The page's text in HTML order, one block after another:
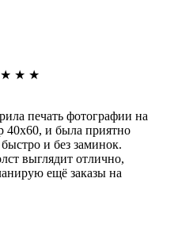
★ ★ ★
печать фотографии на
40х60, и была приятно
и без заминок.
выглядит отлично,
ещё заказы на